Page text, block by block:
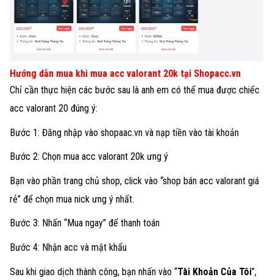
Hướng dẫn mua khi mua acc valorant 20k tại Shopacc.vn
Chỉ cần thực hiện các bước sau là anh em có thể mua được chiếc
acc valorant 20 đúng ý:
Bước 1: Đăng nhập vào shopaac.vn và nạp tiền vào tài khoản
Bước 2: Chọn mua acc valorant 20k ưng ý
Bạn vào phần trang chủ shop, click vào “shop bán acc valorant giá
rẻ” để chọn mua nick ưng ý nhất.
Bước 3: Nhấn “Mua ngay” để thanh toán
Bước 4: Nhận acc và mật khẩu
Sau khi giao dịch thành công, bạn nhấn vào “Tài Khoản Của Tôi”,